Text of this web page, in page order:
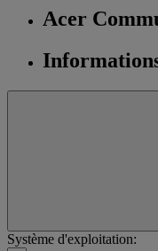
Acer
Système d'exploitation: